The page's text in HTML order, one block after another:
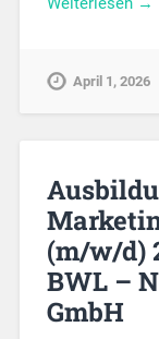
April 1, 2026
(m/w/d)
BWL –
GmbH